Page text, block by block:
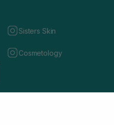
Sisters Skin
Cosmetology